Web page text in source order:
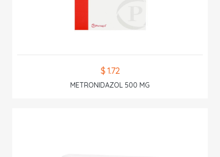
$ 1.72
METRONIDAZOL 500 MG